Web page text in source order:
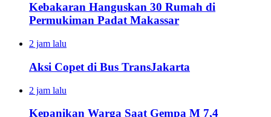
Kebakaran Hanguskan 30 Rumah di
Permukiman Padat Makassar
2 jam lalu
Aksi Copet di Bus TransJakarta
2 jam lalu
Kepanikan Warga Saat Gempa M 7,4